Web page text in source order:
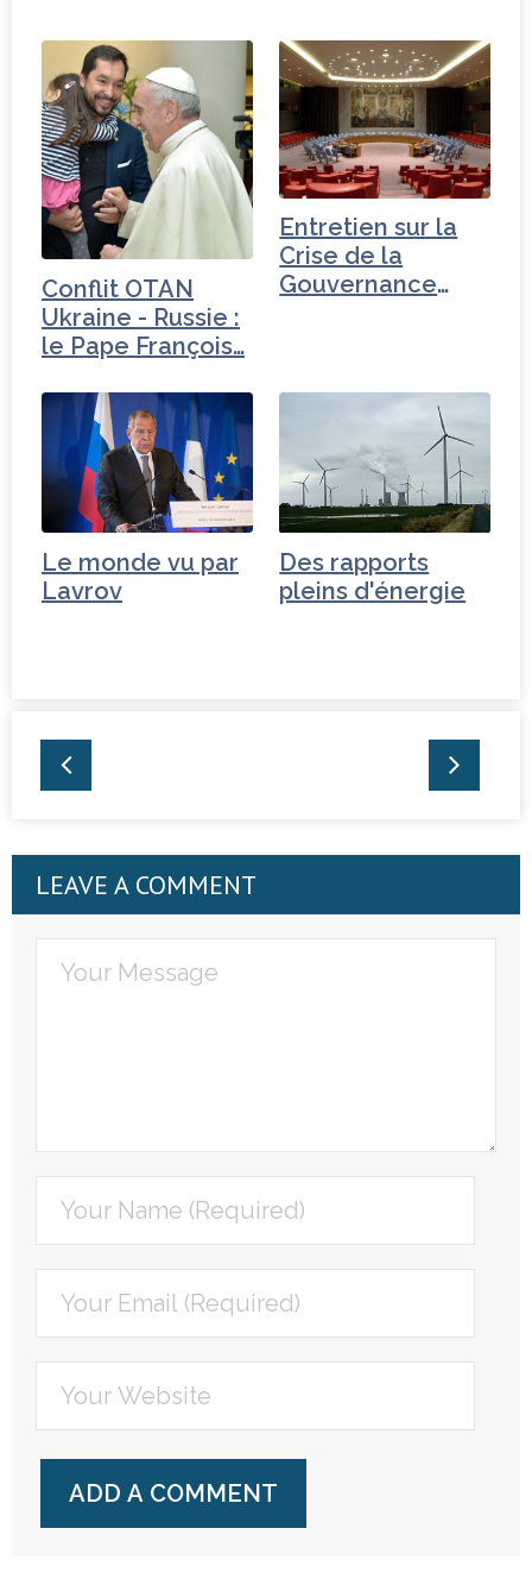
Conflit OTAN
Ukraine - Russie :
le Pape François…
Entretien sur la
Crise de la
Gouvernance
Le monde vu par
Lavrov
Des rapports
pleins d'énergie
LEAVE A COMMENT